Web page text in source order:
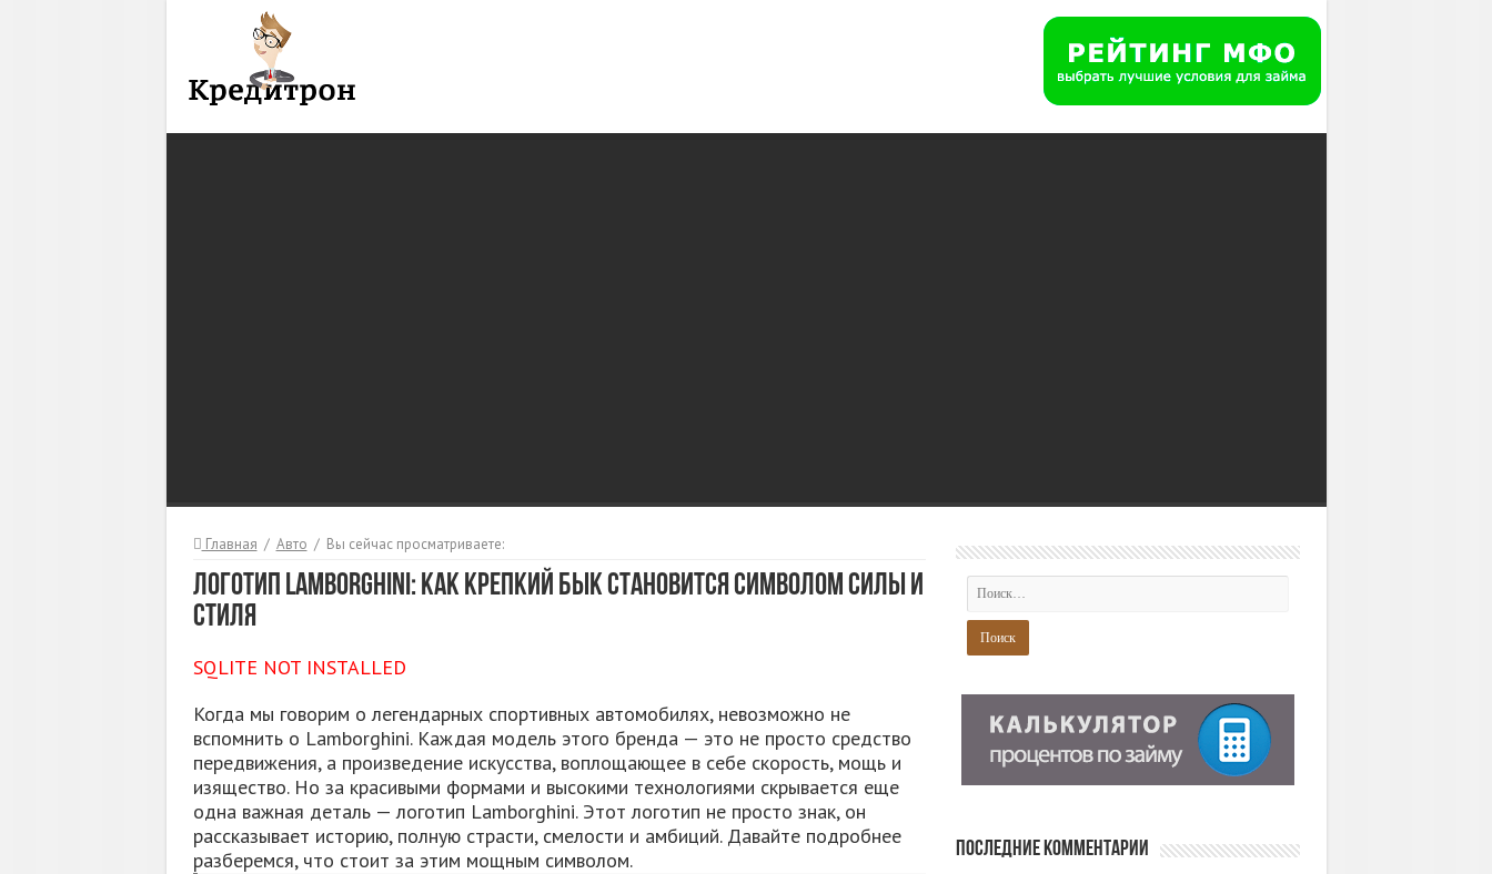
Главная / Авто / Вы сейчас просматриваете:
Логотип Lamborghini: Как Крепкий Бык Становится Символом Силы и
Стиля
SQLITE NOT INSTALLED
Когда мы говорим о легендарных спортивных автомобилях, невозможно не
вспомнить о Lamborghini. Каждая модель этого бренда — это не просто средство
передвижения, а произведение искусства, воплощающее в себе скорость, мощь и
изящество. Но за красивыми формами и высокими технологиями скрывается еще
одна важная деталь — логотип Lamborghini. Этот логотип не просто знак, он
рассказывает историю, полную страсти, смелости и амбиций. Давайте подробнее
разберемся, что стоит за этим мощным символом.
Последние комментарии